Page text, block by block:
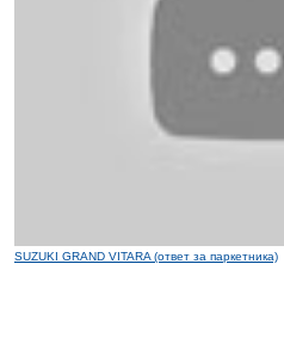
SUZUKI GRAND VITARA (ответ за паркетника)